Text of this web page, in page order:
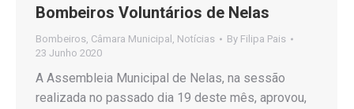
Bombeiros Voluntários de Nelas
Bombeiros, Câmara Municipal , Notícias By Filipa Pais
23 Junho 2020
A Assembleia Municipal de Nelas, na sessão
realizada no passado dia 19 deste mês, aprovou,